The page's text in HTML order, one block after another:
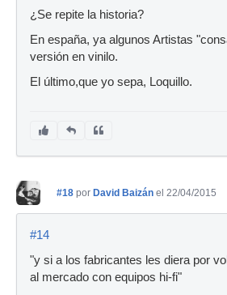
¿Se repite la historia?
En españa, ya algunos Artistas
versión en vinilo.
El último,que yo sepa, Loquillo.
#18 por David Baizán el 22/04/2015
#14
"y si a los fabricantes les diera por
al mercado con equipos hi-fi"